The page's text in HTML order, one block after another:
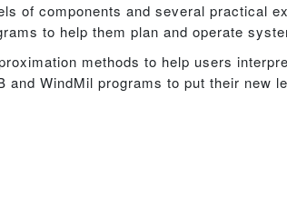
of components and several practical
to help them plan and operate
methods to help users
and WindMil programs to put their new